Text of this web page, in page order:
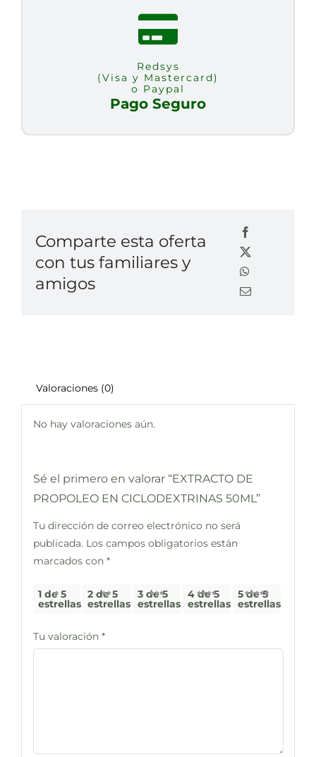
Redsys
(Visa y Mastercard)
o Paypal
Pago Seguro
Comparte esta oferta
con tus familiares y
amigos
Valoraciones (0)
No hay valoraciones aún.
Sé el primero en valorar “EXTRACTO DE
PROPOLEO EN CICLODEXTRINAS 50ML”
Tu dirección de correo electrónico no será
publicada. Los campos obligatorios están
marcados con *
1 de 5
estrellas
2 de 5
estrellas
3 de 5
estrellas
4 de 5
estrellas
5 de 5
estrellas
Tu valoración *